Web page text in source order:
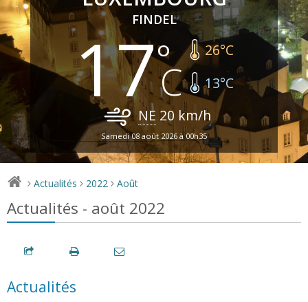
FINDEL
17 26°C
13°C
NE 20 km/h
Samedi 08 août 2026 à 00h35
> Actualités > 2022 > Août
Actualités - août 2022
Actualités